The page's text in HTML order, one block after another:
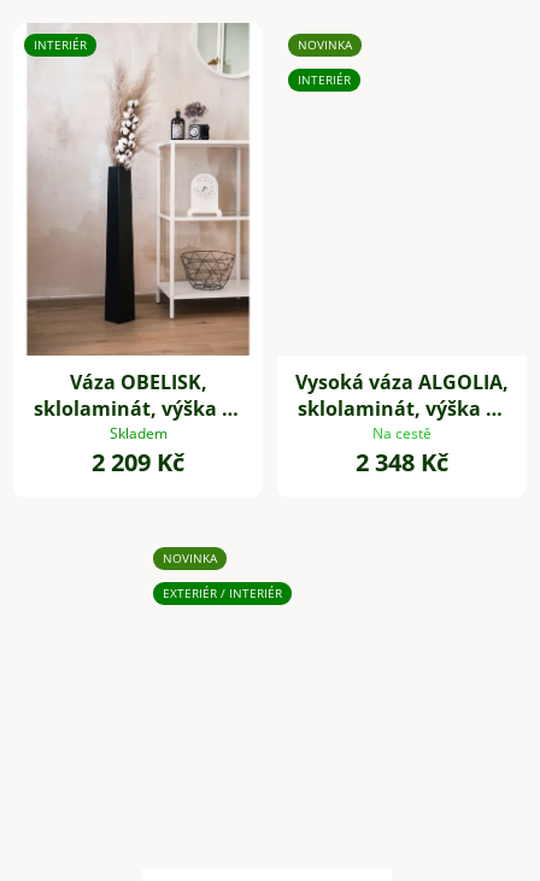
INTERIÉR
Váza OBELISK,
sklolaminát, výška 80
cm, černá
Skladem
2 209 Kč
NOVINKA
INTERIÉR
Vysoká váza ALGOLIA,
sklolaminát, výška 80
cm, bílá
Na cestě
2 348 Kč
NOVINKA
EXTERIÉR / INTERIÉR